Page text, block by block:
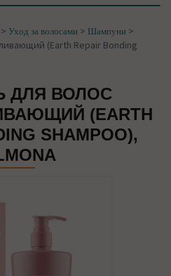
> Уход за волосами > Шампуни >
(Earth Repair Bonding
ДЛЯ ВОЛОС
(EARTH
SHAMPOO),